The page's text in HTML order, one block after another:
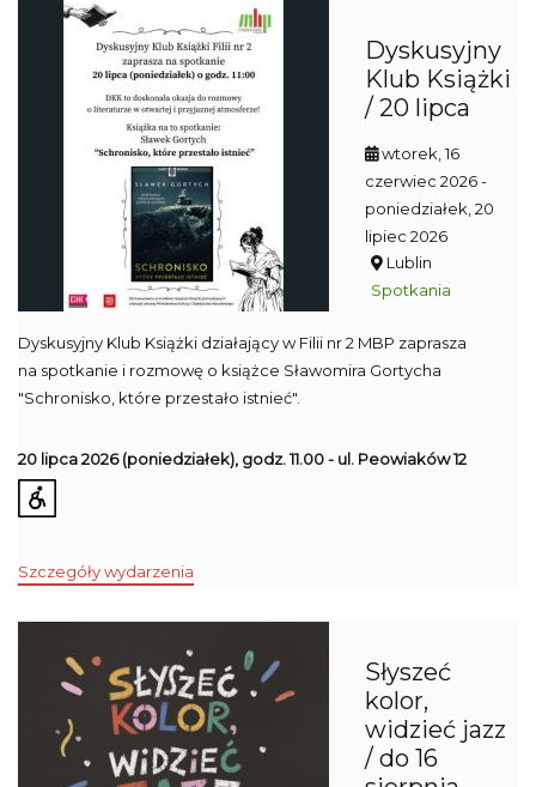
Dyskusyjny
Klub Książki
/ 20 lipca
wtorek, 16
czerwiec 2026-
poniedziałek, 20
lipiec 2026
Lublin
Spotkania
Dyskusyjny Klub Książki działający w Filii nr 2 MBP zaprasza
na spotkanie i rozmowę o książce Sławomira Gortycha
"Schronisko, które przestało istnieć".
20 lipca 2026 (poniedziałek), godz. 11.00 - ul. Peowiaków 12
Szczegóły wydarzenia
Słyszeć
kolor,
widzieć jazz
/ do 16